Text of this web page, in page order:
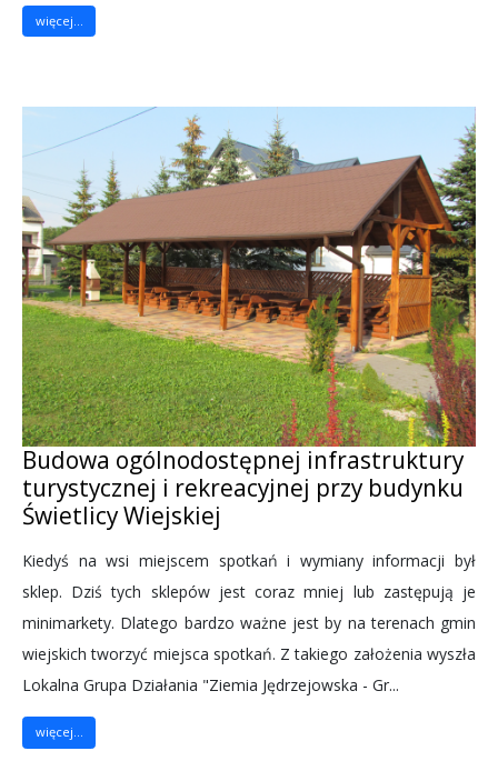
więcej...
Budowa ogólnodostępnej infrastruktury
turystycznej i rekreacyjnej przy budynku
Świetlicy Wiejskiej
Kiedyś na wsi miejscem spotkań i wymiany informacji był
sklep. Dziś tych sklepów jest coraz mniej lub zastępują je
minimarkety. Dlatego bardzo ważne jest by na terenach gmin
wiejskich tworzyć miejsca spotkań. Z takiego założenia wyszła
Lokalna Grupa Działania "Ziemia Jędrzejowska - Gr...
więcej...